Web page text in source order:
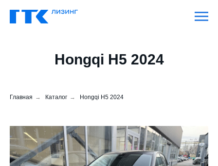
Hongqi H5 2024
Главная → Каталог → Hongqi H5 2024